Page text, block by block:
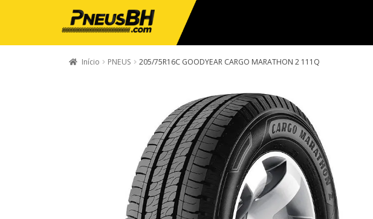
Início PNEUS 205/75R16C GOODYEAR CARGO MARATHON 2 111Q